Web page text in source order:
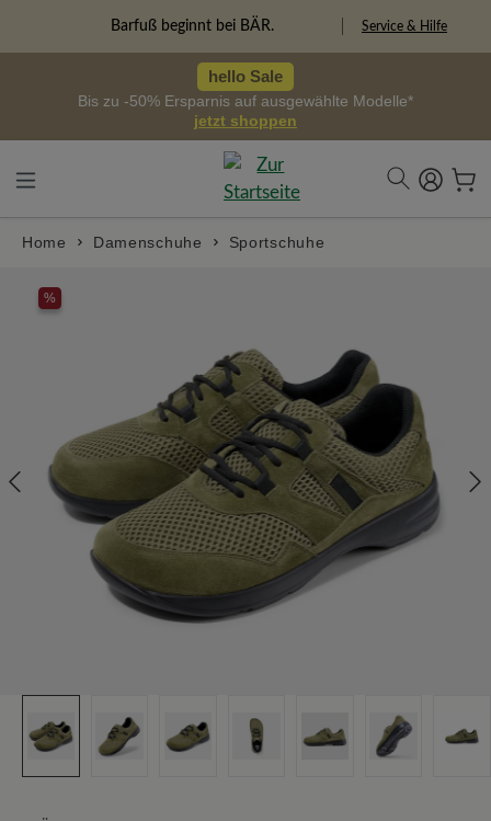
Freiheitspioniere Service & Hilfe
hello Sale
Bis zu -50% Ersparnis auf ausgewählte Modelle*
jetzt shoppen
Home Damenschuhe Sportschuhe
%